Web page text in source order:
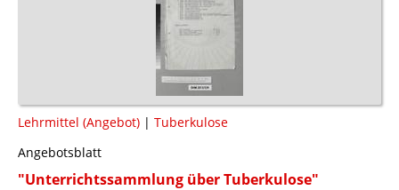
Lehrmittel (Angebot) | Tuberkulose
Angebotsblatt
"Unterrichtssammlung über Tuberkulose"